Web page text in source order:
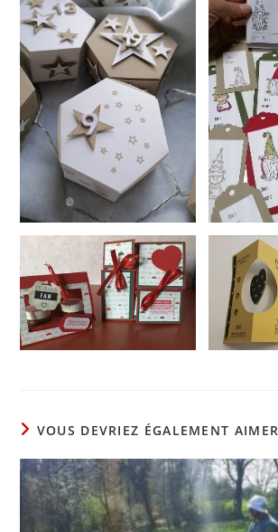
VOUS DEVRIEZ ÉGALEMENT AIMER